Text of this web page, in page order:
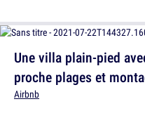
Une villa plain-pied
proche plages et
Airbnb